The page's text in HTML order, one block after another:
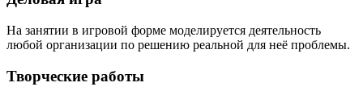
На занятии в игровой форме моделируется деятельность
любой организации по решению реальной для неё проблемы.
Творческие работы